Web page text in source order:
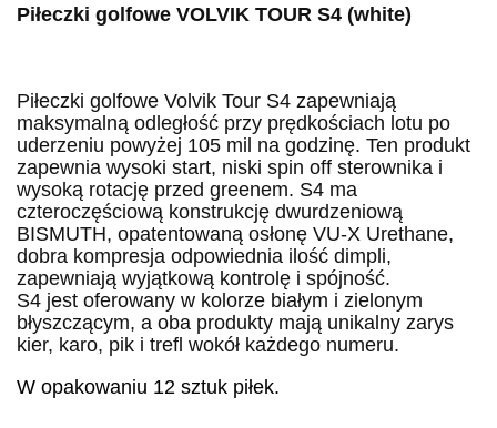
Piłeczki golfowe VOLVIK TOUR S4 (white)
Piłeczki golfowe Volvik Tour S4 zapewniają
maksymalną odległość przy prędkościach lotu po
uderzeniu powyżej 105 mil na godzinę. Ten produkt
zapewnia wysoki start, niski spin off sterownika i
wysoką rotację przed greenem. S4 ma
czteroczęściową konstrukcję dwurdzeniową
BISMUTH, opatentowaną osłonę VU-X Urethane,
dobra kompresja odpowiednia ilość dimpli,
zapewniają wyjątkową kontrolę i spójność.
S4 jest oferowany w kolorze białym i zielonym
błyszczącym, a oba produkty mają unikalny zarys
kier, karo, pik i trefl wokół każdego numeru.
W opakowaniu 12 sztuk piłek.